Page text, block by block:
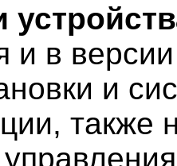
в версии
и
также